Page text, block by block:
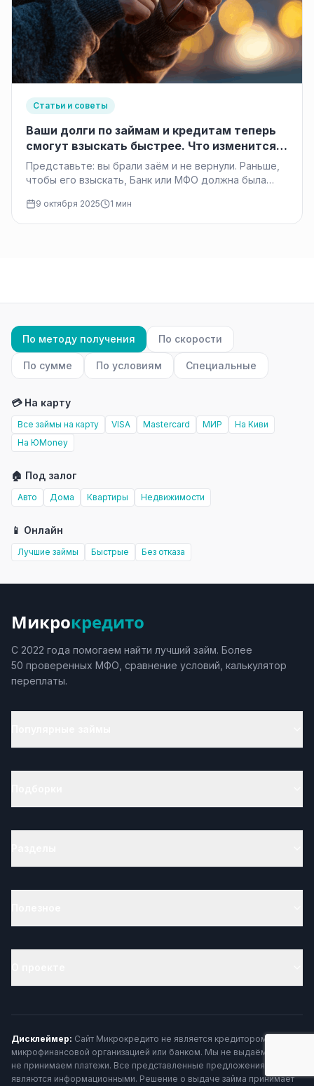
Статьи и советы
Ваши долги по займам и кредитам теперь
смогут взыскать быстрее. Что изменится с
1 ноября
Представьте: вы брали заём и не вернули. Раньше,
чтобы его взыскать, Банк или МФО должна была
9 октября 2025 1 мин
По методу получения По скорости
По сумме По условиям Специальные
💳 На карту
Все займы на карту VISA Mastercard МИР
На Киви
На ЮMoney
🏠 Под залог
Авто Дома Квартиры Недвижимости
📱 Онлайн
Лучшие займы Быстрые Без отказа
Микрокредито
С 2022 года помогаем найти лучший займ. Более
50 проверенных МФО, сравнение условий, калькулятор
переплаты.
Дисклеймер: Сайт Микрокредито не является кредитором,
микрофинансовой организацией или банком. Мы не выдаём займы и
не принимаем платежи. Все представленные предложения
являются информационными. Решение о выдаче займа принимает